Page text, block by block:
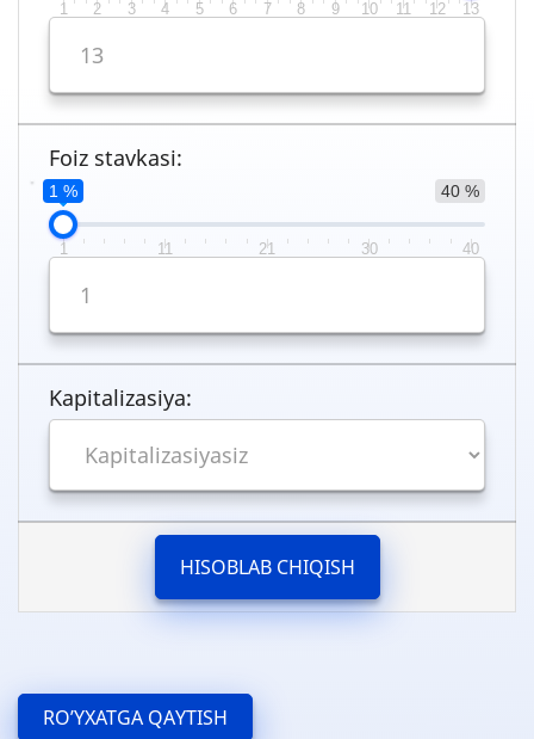
1 2 3 4 5 6 7 8 9 10 11 12 13
Foiz stavkasi:
40 %
1 %
1 11 21 30 40
Kapitalizasiya:
HISOBLAB CHIQISH
RO’YXATGA QAYTISH